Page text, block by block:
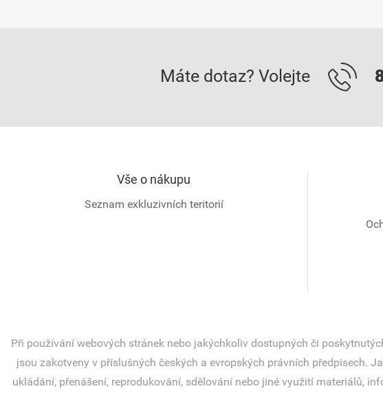
Máte dotaz? Volejte
Vše o nákupu
Seznam exkluzivních teritorií
Při používání webových stránek nebo jakýchkoliv dostupných či
jsou zakotveny v příslušných českých a evropských právních předpisech.
ukládání, přenášení, reprodukování, sdělování nebo jiné využití materiálů,